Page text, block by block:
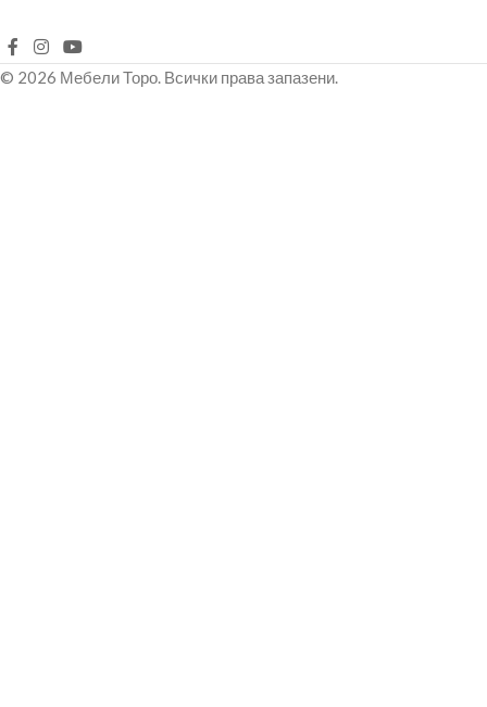
© 2026 Мебели Торо. Всички права запазени.